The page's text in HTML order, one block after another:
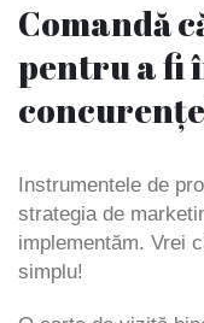
Comandă
pentru a fi
Instrumentele de
strategia de
implementăm. Vrei
simplu!